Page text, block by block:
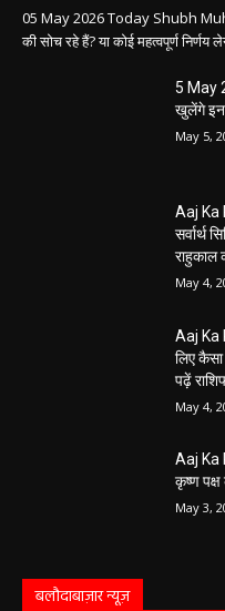
05 May 2026 Today Shubh
की सोच रहे हैं? या कोई महत्वपूर्ण निर्णय
5 May
खुलेंगे इन
May 5,
Aaj Ka
सर्वार्थ
राहुकाल
May 4,
Aaj Ka
लिए
पढ़ें
May 4,
Aaj Ka
कृष्ण पक्ष
May 3,
बलौदाबाज़ार न्यूज़